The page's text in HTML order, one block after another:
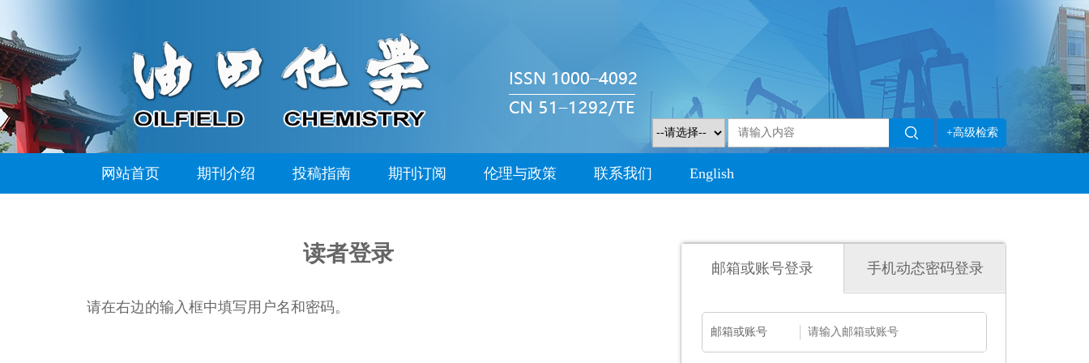
+高级检索
网站首页 期刊介绍 投稿指南 期刊订阅 伦理与政策 联系我们 English
读者登录
请在右边的输入框中填写用户名和密码。
邮箱或账号登录 手机动态密码登录
邮箱或账号